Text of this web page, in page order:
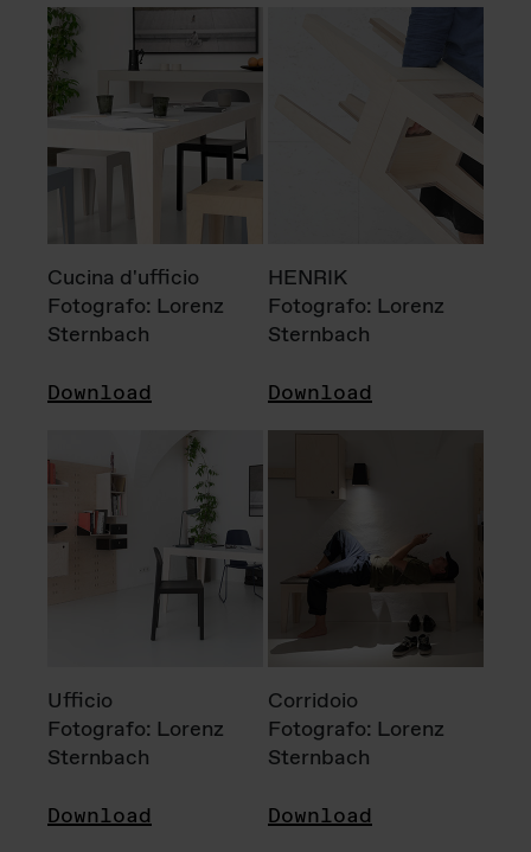
Cucina d'ufficio
Fotografo: Lorenz
Sternbach
Download
HENRIK
Fotografo: Lorenz
Sternbach
Download
Ufficio
Fotografo: Lorenz
Sternbach
Download
Corridoio
Fotografo: Lorenz
Sternbach
Download